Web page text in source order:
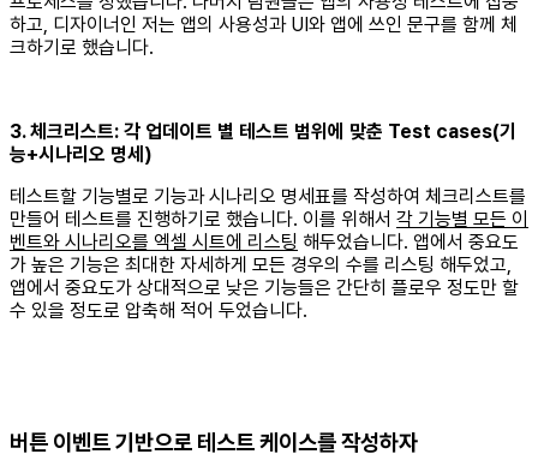
하고, 디자이너인 저는 앱의 사용성과 UI와 앱에 쓰인 문구를 함께 체
크하기로 했습니다.
3. 체크리스트: 각 업데이트 별 테스트 범위에 맞춘 Test cases(기
능+시나리오 명세)
테스트할 기능별로 기능과 시나리오 명세표를 작성하여 체크리스트를
만들어 테스트를 진행하기로 했습니다. 이를 위해서 각 기능별 모든 이
벤트와 시나리오를 엑셀 시트에 리스팅 해두었습니다. 앱에서 중요도
가 높은 기능은 최대한 자세하게 모든 경우의 수를 리스팅 해두었고,
앱에서 중요도가 상대적으로 낮은 기능들은 간단히 플로우 정도만 할
수 있을 정도로 압축해 적어 두었습니다.
버튼 이벤트 기반으로 테스트 케이스를 작성하자